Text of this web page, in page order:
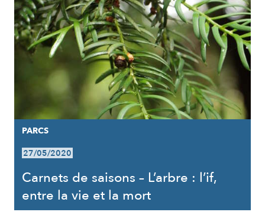
PARCS
27/05/2020
Carnets de saisons – L’arbre : l’if,
entre la vie et la mort